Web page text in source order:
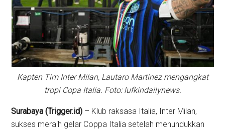
Kapten Tim Inter Milan, Lautaro Martinez mengangkat
tropi Copa Italia. Foto: lufkindailynews.
Surabaya (Trigger.id) – Klub raksasa Italia, Inter Milan,
sukses meraih gelar Coppa Italia setelah menundukkan